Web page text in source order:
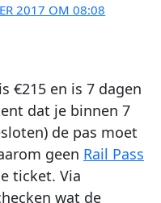
2017 OM 08:08
€215 en is 7 dagen
dat je binnen 7
de pas moet
geen Rail Pass
ticket. Via
wat de